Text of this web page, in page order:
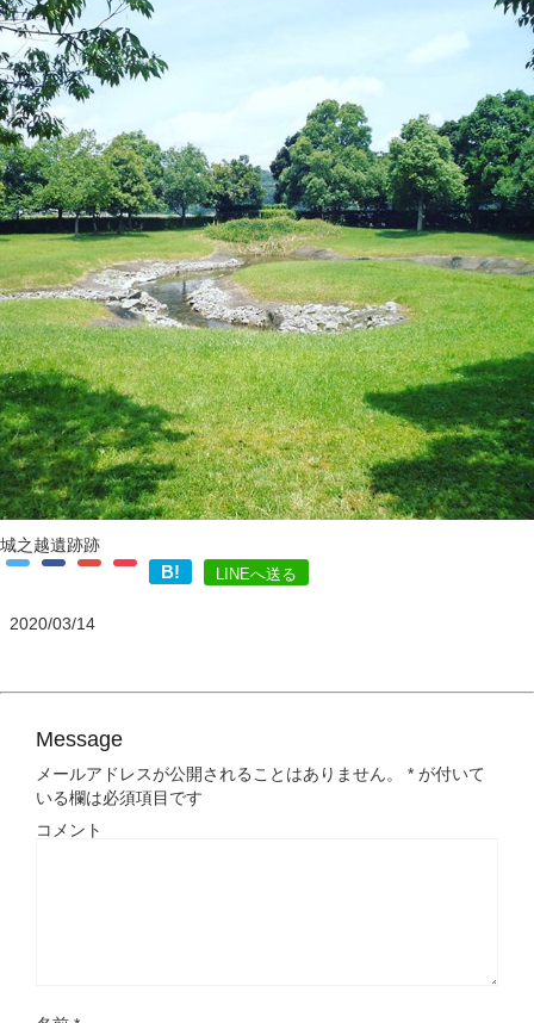
城之越遺跡跡
B! LINEへ送る
2020/03/14
Message
メールアドレスが公開されることはありません。 * が付いて
いる欄は必須項目です
コメント